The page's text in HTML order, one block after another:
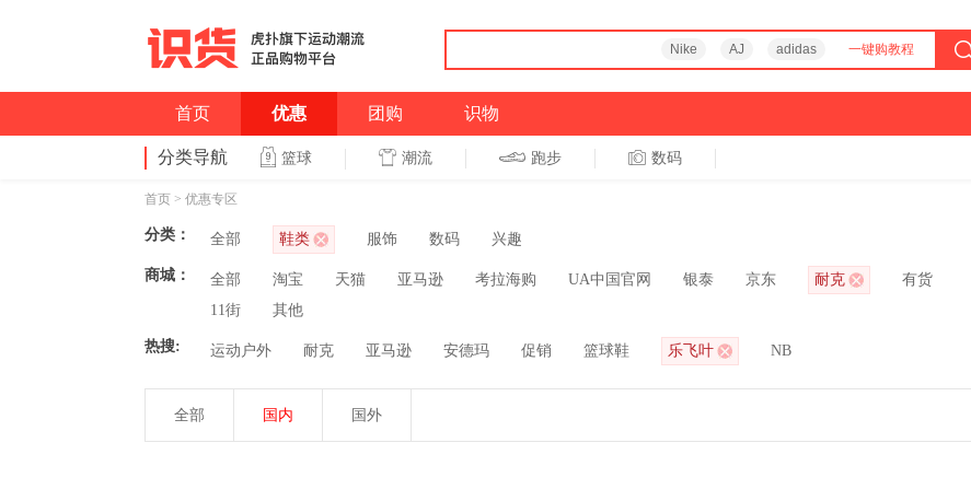
Nike AJ adidas 一键购教程
首页 优惠 团购 识物
分类导航 篮球 潮流 跑步 数码
首页 > 优惠专区
分类： 全部 鞋类 服饰 数码 兴趣
商城： 全部 淘宝 天猫 亚马逊 考拉海购 UA中国官网 银泰 京东 耐克
有货
11街
其他
热搜: 运动户外 耐克 亚马逊 安德玛 促销 篮球鞋 乐飞叶 NB
全部 国内 国外